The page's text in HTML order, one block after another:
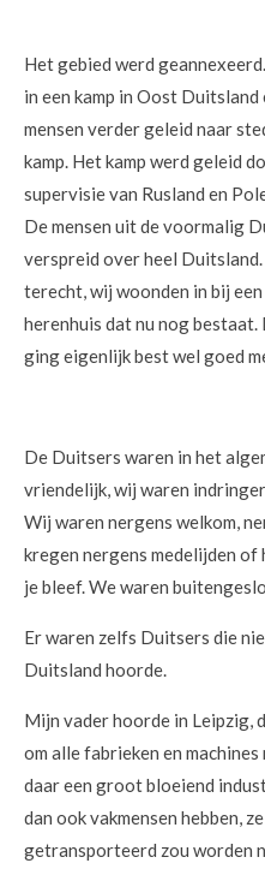
Het gebied werd
in een kamp in Oost Duitsland
mensen verder geleid naar
kamp. Het kamp werd geleid
supervisie van Rusland en
De mensen uit de voormalig
verspreid over heel
terecht, wij woonden in bij
herenhuis dat nu nog
ging eigenlijk best wel goed
De Duitsers waren in het
vriendelijk, wij waren
Wij waren nergens welkom,
kregen nergens medelijden of
je bleef. We waren
Er waren zelfs Duitsers die
Duitsland hoorde.
Mijn vader hoorde in Leipzig,
om alle fabrieken en
daar een groot bloeiend
dan ook vakmensen hebben,
getransporteerd zou worden